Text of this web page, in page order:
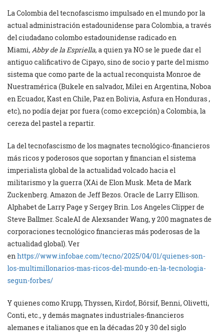
La Colombia del tecnofascismo impulsado en el mundo por la
actual administración estadounidense para Colombia, a través
del ciudadano colombo estadounidense radicado en
Miami,Abby de la Espriella, a quien ya NO se le puede dar el
antiguo calificativo de Cipayo, sino de socio y parte del mismo
sistema que como parte de la actual reconquista Monroe de
Nuestramérica (Bukele en salvador, Milei en Argentina, Noboa
en Ecuador, Kast en Chile, Paz en Bolivia, Asfura en Honduras ,
etc), no podía dejar por fuera (como excepción) a Colombia, la
cereza del pastel a repartir.
La del tecnofascismo de los magnates tecnológico-financieros
más ricos y poderosos que soportan y financian el sistema
imperialista global de la actualidad volcado hacia el
militarismo y la guerra (XAi de Elon Musk. Meta de Mark
Zuckenberg. Amazon de Jeff Bezos. Oracle de Larry Ellison.
Alphabet de Larry Page y Sergey Brin. Los Angeles Clipper de
Steve Ballmer. ScaleAI de Alexsander Wang, y 200 magnates de
corporaciones tecnológico financieras más poderosas de la
actualidad global). Ver
enhttps://www.infobae.com/tecno/2025/04/01/quienes-son-
los-multimillonarios-mas-ricos-del-mundo-en-la-tecnologia-
segun-forbes/
Y quienes como Krupp, Thyssen, Kirdof, Bórsif, Benni, Olivetti,
Conti, etc., y demás magnates industriales-financieros
alemanes e italianos que en la décadas 20 y 30 del siglo